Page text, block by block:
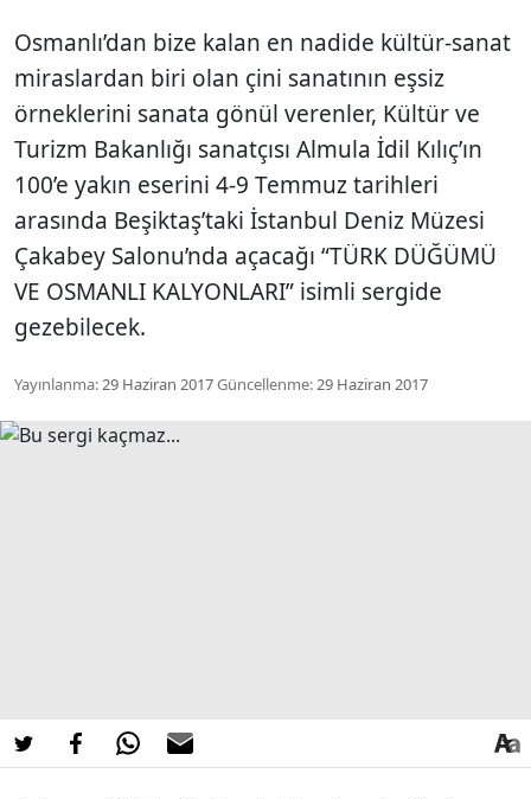
Osmanlı’dan bize kalan en nadide kültür-sanat
miraslardan biri olan çini sanatının eşsiz
örneklerini sanata gönül verenler, Kültür ve
Turizm Bakanlığı sanatçısı Almula İdil Kılıç’ın
100’e yakın eserini 4-9 Temmuz tarihleri
arasında Beşiktaş’taki İstanbul Deniz Müzesi
Çakabey Salonu’nda açacağı “TÜRK DÜĞÜMÜ
VE OSMANLI KALYONLARI” isimli sergide
gezebilecek.
Yayınlanma:29 Haziran 2017Güncellenme:29 Haziran 2017